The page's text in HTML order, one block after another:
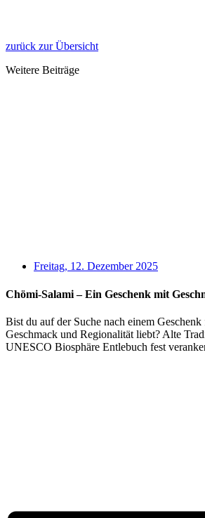
zurück zur Übersicht
Weitere Beiträge
Freitag, 12. Dezember 2025
Chömi-Salami – Ein Geschenk mit
Bist du auf der Suche nach einem
Geschmack und Regionalität liebt? Alte
UNESCO Biosphäre Entlebuch fest